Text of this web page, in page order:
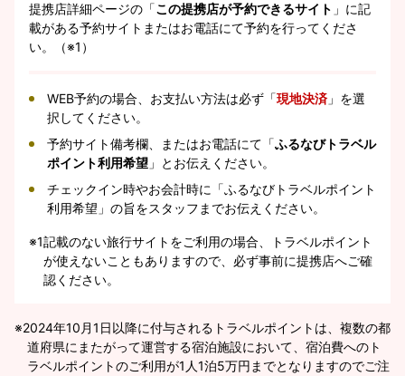
提携店詳細ページの「この提携店が予約できるサイト 」に記
載がある予約サイトまたはお電話にて予約を行ってくださ
い。（※1）
WEB予約の場合、お支払い方法は必ず「現地決済 」を選
択してください。
予約サイト備考欄、またはお電話にて「ふるなびトラベル
ポイント利用希望 」とお伝えください。
チェックイン時やお会計時に「ふるなびトラベルポイント
利用希望」の旨をスタッフまでお伝えください。
※1記載のない旅行サイトをご利用の場合、トラベルポイント
が使えないこともありますので、必ず事前に提携店へご確
認ください。
2024年10月1日以降に付与されるトラベルポイントは、複数の都
道府県にまたがって運営する宿泊施設において、宿泊費へのト
ラベルポイントのご利用が1人1泊5万円までとなりますのでご注